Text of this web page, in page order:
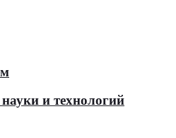
и технологий